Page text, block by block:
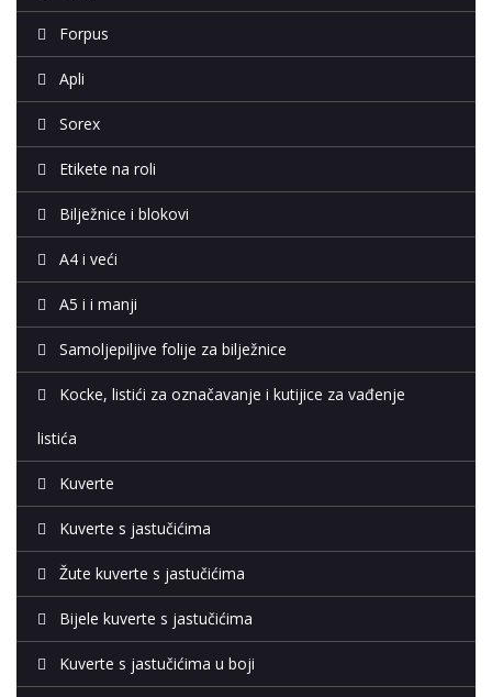
Forpus
Apli
Sorex
Etikete na roli
Bilježnice i blokovi
A4 i veći
A5 i i manji
Samoljepiljive folije za bilježnice
Kocke, listići za označavanje i kutijice za vađenje
listića
Kuverte
Kuverte s jastučićima
Žute kuverte s jastučićima
Bijele kuverte s jastučićima
Kuverte s jastučićima u boji